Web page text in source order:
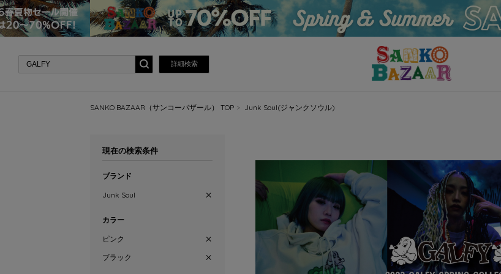
詳細検索
SANKO BAZAAR（サンコーバザール） TOP Junk Soul(ジャンクソウル)
現在の検索条件
ブランド
Junk Soul
カラー
ピンク
ブラック